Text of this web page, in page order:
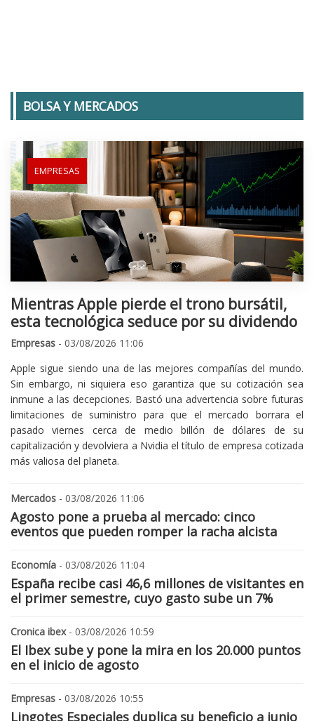
BOLSA Y MERCADOS
EMPRESAS
Mientras Apple pierde el trono bursátil,
esta tecnológica seduce por su dividendo
Empresas - 03/08/2026 11:06
Apple sigue siendo una de las mejores compañías del mundo.
Sin embargo, ni siquiera eso garantiza que su cotización sea
inmune a las decepciones. Bastó una advertencia sobre futuras
limitaciones de suministro para que el mercado borrara el
pasado viernes cerca de medio billón de dólares de su
capitalización y devolviera a Nvidia el título de empresa cotizada
más valiosa del planeta.
Mercados - 03/08/2026 11:06
Agosto pone a prueba al mercado: cinco
eventos que pueden romper la racha alcista
Economía - 03/08/2026 11:04
España recibe casi 46,6 millones de visitantes en
el primer semestre, cuyo gasto sube un 7%
Cronica ibex- 03/08/2026 10:59
El Ibex sube y pone la mira en los 20.000 puntos
en el inicio de agosto
Empresas - 03/08/2026 10:55
Lingotes Especiales duplica su beneficio a junio